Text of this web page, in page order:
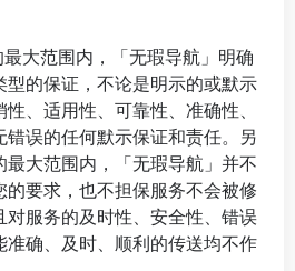
大范围内，「无瑕导航」明确
型的保证，不论是明示的或默示
、适用性、可靠性、准确性、
错误的任何默示保证和责任。另
大范围内，「无瑕导航」并不
要求，也不担保服务不会被修
对服务的及时性、安全性、错误
准确、及时、顺利的传送均不作